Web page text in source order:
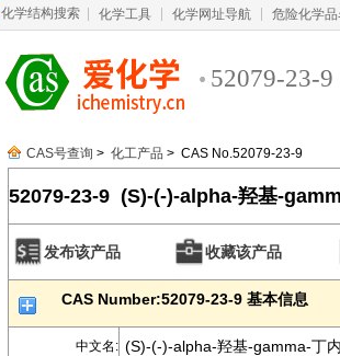
化学结构搜索 化学工具 化学网址导航 危险化学
52079-23-9
CAS号查询 > 化工产品 > CAS No.52079-23-9
52079-23-9 (S)-(-)-alpha-羟基-
发布该产品 收藏该产品
CAS Number:52079-23-9 基本信息
中文名: (S)-(-)-alpha-羟基-gamma-丁